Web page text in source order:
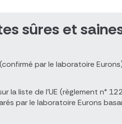
sûres et
par le laboratoire
la liste de l'UE (règlement n°
par le laboratoire Eurons